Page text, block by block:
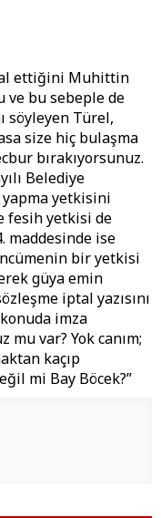
ettiğini Muhittin
ve bu sebeple de
söyleyen Türel,
size hiç bulaşma
bırakıyorsunuz.
Belediye
yetkisini
fesih yetkisi de
maddesinde ise
bir yetkisi
güya emin
iptal yazısını
imza
var? Yok canım;
kaçıp
mi Bay Böcek?”